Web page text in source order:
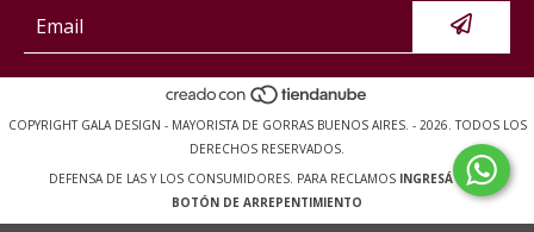
COPYRIGHT GALA DESIGN - MAYORISTA DE GORRAS BUENOS AIRES. - 2026. TODOS LOS
DERECHOS RESERVADOS.
DEFENSA DE LAS Y LOS CONSUMIDORES. PARA RECLAMOS INGRESÁ ACÁ.
BOTÓN DE ARREPENTIMIENTO